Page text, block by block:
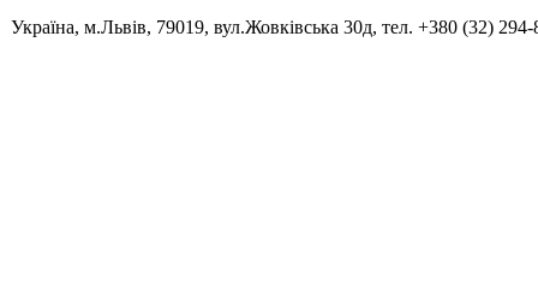
Україна, м.Львів, 79019, вул.Жовківська 30д, тел. +380 (32)